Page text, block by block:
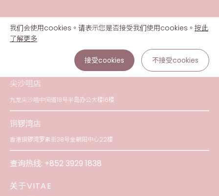
我们会使用cookies。请表示您是否接受我们使用cookies。 按此
了解更多
接受cookies 不接受cookies
尖沙咀店
九龙尖沙咀中间道18号半岛办公大楼16楼
铜锣湾店
香港铜锣湾罗素街38号金朝阳中心22楼
查询热线: +852 3929 1838
关于VITAE